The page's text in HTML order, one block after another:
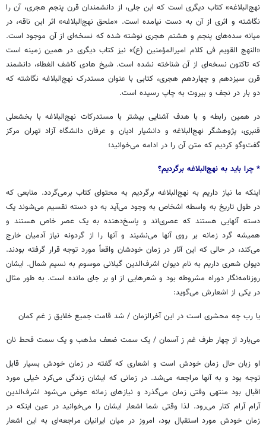
نهج‌البلاغه» کتاب دیگری است که ابن جلی، از دانشمندان قرن پنجم هجری، آن را
نگاشته و اثری از آن به دست نیامده است. «ملحق نهج‌البلاغه» اثر ابن ناقه، در
میانه سده‌های پنجم و هشتم هجری نوشته شده که نسخه‌ای از آن موجود است.
«النهج القویم فی کلام امیرالمؤمنین (ع)» نیز کتاب دیگری در همین زمینه است
که تاکنون نسخه‌ای از آن شناخته نشده است. شیخ هادی کاشف الغطاء، دانشمند
قرن سیزدهم و چهاردهم هجری، کتابی با عنوان مستدرک نهج‌البلاغه نگاشته که
دو بار در نجف و بیروت به چاپ رسیده است.
در همین رابطه و با هدف آشنایی بیشتر با مستدرکات نهج‌البلاغه با بخشعلی
قنبری، پژوهشگر نهج‌البلاغه و دانشیار ادیان و عرفان دانشگاه آزاد تهران مرکز
گفت‌وگو کردیم که متن آن را در ادامه می‌خوانید؛
* چرا باید به نهج‌البلاغه برگردیم؟
اینکه ما نیاز داریم به نهج‌البلاغه برگردیم به محتوای کتاب برمی‌گردد. منابعی که
در طول تاریخ به واسطه اشخاص به وجود می‌آید به دو دسته تقسیم می‌شوند یک
دسته آنهایی هستند که عصری‌اند و پاسخ‌دهنده به یک عصر خاص هستند و
همیشه گرد زمانه بر روی آنها می‌نشیند و آنها را از گردونه نیاز آدمیان خارج
می‌کند، در حالی که این آثار در زمان خودشان واقعاً مورد توجه قرار گرفته بودند.
دیوان شعری داریم به نام دیوان اشرف‌الدین گیلانی موسوم به نسیم شمال. ایشان
روزنامه‌نگار دوراه مشروطه بود و شعرهایی از او بر جای مانده است. به طور مثال
در یکی از اشعارش می‌گوید:
یا رب چه محشری است در این آخرالزمان / ‏شد قامت جمیع خلایق ز غم کمان
می‌بارد از چهار طرف غم ز آسمان / ‏یک سمت ضعف مذهب و یک سمت قحط نان
او زبان حال زمان خودش است و اشعاری که گفته در زمان خودش بسیار قابل
توجه بود و به آنها مراجعه می‌شد. در زمانی که ایشان زندگی می‌کرد خیلی مورد
اقبال بود منتهی وقتی زمان می‌گذرد و نیازهای زمانه عوض می‌شود اشرف‌الدین
آرام آرام کنار می‌رود. لذا وقتی شما اشعار ایشان را می‌خوانید در عین اینکه در
زمان خودش مورد استقبال بود، امروز در میان ایرانیان مراجعه‌ای به این اشعار